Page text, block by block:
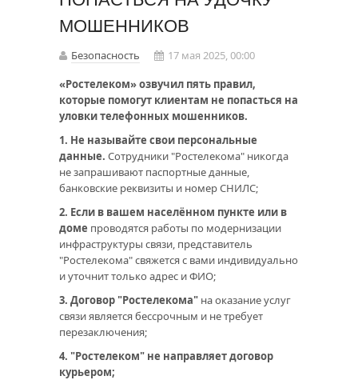
МОШЕННИКОВ
Безопасность
17 мая 2025, 00:00
«Ростелеком» озвучил пять правил,
которые помогут клиентам не попасться на
уловки телефонных мошенников.
1. Не называйте свои персональные
данные. Сотрудники "Ростелекома" никогда
не запрашивают паспортные данные,
банковские реквизиты и номер СНИЛС;
2. Если в вашем населённом пункте или в
доме проводятся работы по модернизации
инфраструктуры связи, представитель
"Ростелекома" свяжется с вами индивидуально
и уточнит только адрес и ФИО;
3. Договор "Ростелекома" на оказание услуг
связи является бессрочным и не требует
перезаключения;
4. "Ростелеком" не направляет договор
курьером;